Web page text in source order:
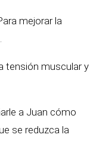
mejorar la
tensión muscular y
a Juan cómo
se reduzca la